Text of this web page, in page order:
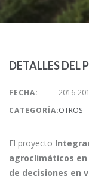
DETALLES DEL
FECHA:
2016-
CATEGORÍA:OTROS
El proyecto
agroclimáticos
de decisiones en